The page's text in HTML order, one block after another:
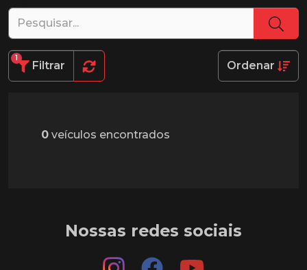
Filtrar
1
Ordenar
0 veículos encontrados
Nossas redes sociais